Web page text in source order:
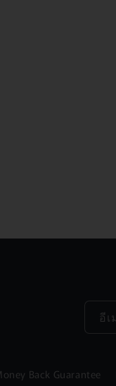
อีเ
Back Guarantee